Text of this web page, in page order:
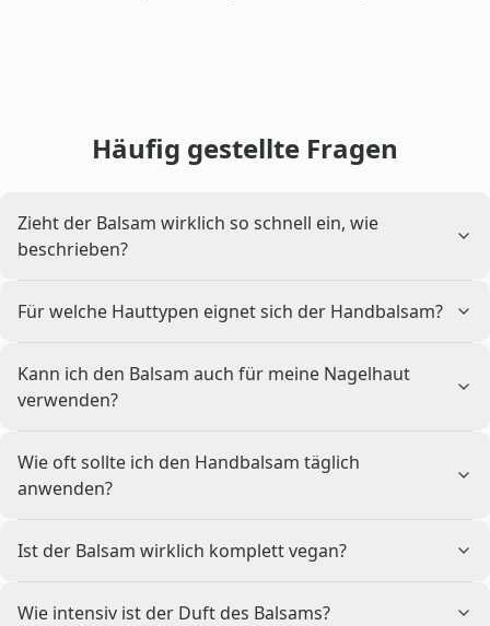
Häufig gestellte Fragen
Zieht der Balsam wirklich so schnell ein, wie
beschrieben?
Für welche Hauttypen eignet sich der Handbalsam?
Kann ich den Balsam auch für meine Nagelhaut
verwenden?
Wie oft sollte ich den Handbalsam täglich
anwenden?
Ist der Balsam wirklich komplett vegan?
Wie intensiv ist der Duft des Balsams?